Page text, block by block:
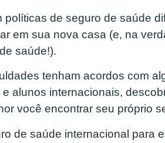
de seguro de saúde
em sua nova casa (e, na
saúde!).
tenham acordos com
alunos internacionais,
você encontrar seu próprio
de saúde internacional para